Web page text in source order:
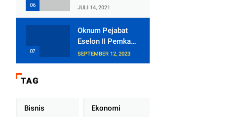
Persen RT di
Kudus Zona Hijau
JULI 14, 2021
Oknum Pejabat
Eselon II Pemkab
Lampung Utara
Asik Ngobrol
Dinas
SEPTEMBER 12, 2023
TAG
Bisnis Ekonomi